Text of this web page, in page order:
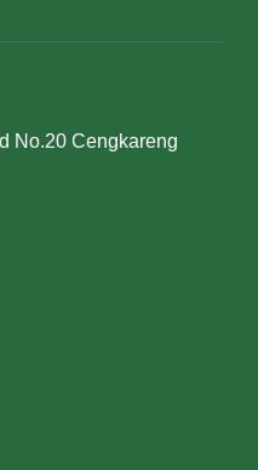
No.20 Cengkareng